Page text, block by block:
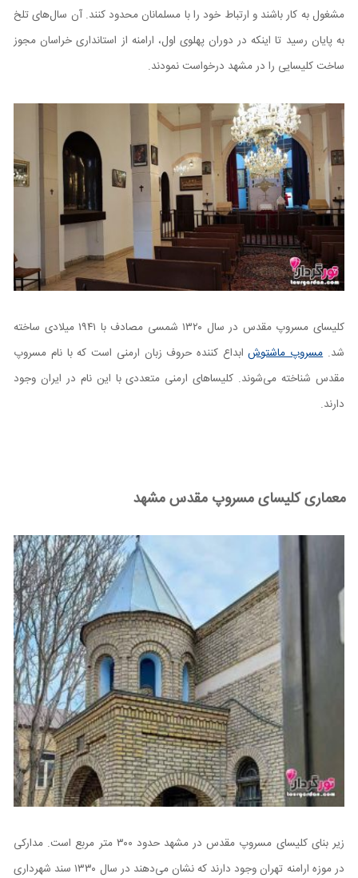
مشغول به کار باشند و ارتباط خود را با مسلمانان محدود کنند. آن سال‌های تلخ
به پایان رسید تا اینکه در دوران پهلوی اول، ارامنه از استانداری خراسان مجوز
ساخت کلیسایی را در مشهد درخواست نمودند.
کلیسای مسروپ مقدس در سال ۱۳۲۰ شمسی مصادف با ۱۹۴۱ میلادی ساخته
شد.مسروپ ماشتوشابداع کننده حروف زبان ارمنی است که با نام مسروپ
مقدس شناخته می‌شوند. کلیساهای ارمنی متعددی با این نام در ایران وجود
دارند.
معماری کلیسای مسروپ مقدس مشهد
زیر بنای کلیسای مسروپ مقدس در مشهد حدود ۳۰۰ متر مربع است. مدارکی
در موزه ارامنه تهران وجود دارند که نشان می‌دهند در سال ۱۳۳۰ سند شهرداری